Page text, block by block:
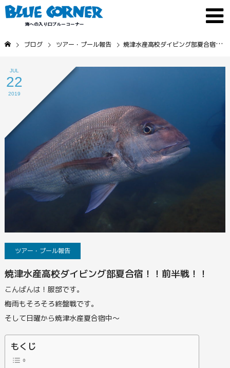
ブログ ツアー・プール報告 焼津水産高校ダイビング部夏合宿！！前半戦！！
JUL
22
2019
ツアー・プール報告
焼津水産高校ダイビング部夏合宿！！前半戦！！
こんばんは！服部です。
梅雨もそろそろ終盤戦です。
そして日曜から焼津水産夏合宿中～
もくじ